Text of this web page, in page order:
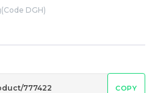
pc [父亲节
DGH)
COPY